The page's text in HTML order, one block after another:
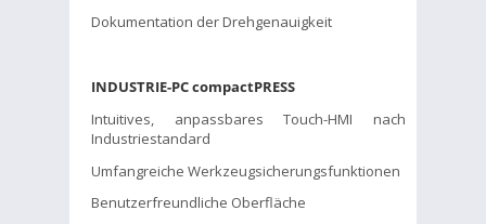
Dokumentation der Drehgenauigkeit
INDUSTRIE-PC compactPRESS
Intuitives, anpassbares Touch-HMI nach
Industriestandard
Umfangreiche Werkzeugsicherungsfunktionen
Benutzerfreundliche Oberfläche